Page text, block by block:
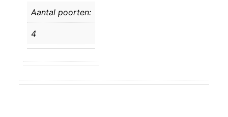
Aantal poorten:
4